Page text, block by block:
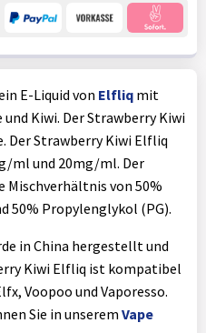
E-Liquid von Elfliq mit
und Kiwi. Der Strawberry Kiwi
Der Strawberry Kiwi Elfliq
ml und 20mg/ml. Der
Mischverhältnis von 50%
50% Propylenglykol (PG).
in China hergestellt und
Kiwi Elfliq ist kompatibel
Voopoo und Vaporesso.
Sie in unserem Vape